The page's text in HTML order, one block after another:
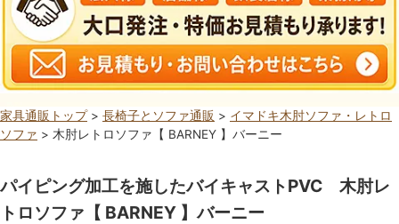
家具通販トップ> 長椅子とソファ通販 > イマドキ木肘ソファ・レトロ
ソファ > 木肘レトロソファ【 BARNEY 】バーニー
パイピング加工を施したバイキャストPVC 木肘レ
トロソファ【 BARNEY 】バーニー